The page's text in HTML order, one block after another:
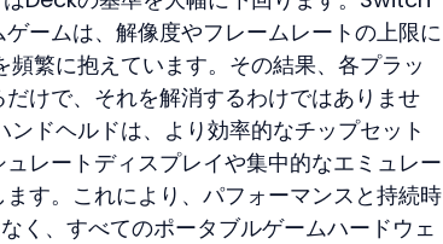
ームは、解像度やフレームレートの上限に
繁に抱えています。その結果、各プラッ
けで、それを解消するわけではありませ
ドヘルドは、より効率的なチップセット
レートディスプレイや集中的なエミュレー
す。これにより、パフォーマンスと持続時
く、すべてのポータブルゲームハードウェ